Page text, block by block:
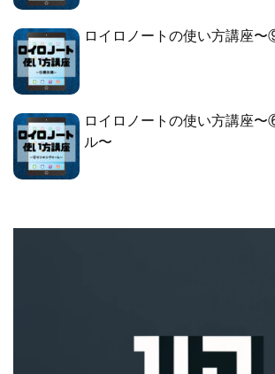
ロイロノートの使い方講座
ロイロノートの使い方講座
ル〜